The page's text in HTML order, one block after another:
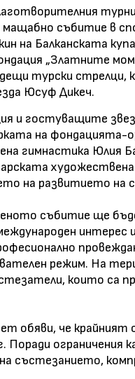
събитие в
на Балканската
„Златните
турски
Юсуф Дикеч.
и гостуващите
на фондацията-
гимнастика Юлия
на развитието на
събитие ще
интерес
режим. На
които са
обяви, че крайният
Поради
състезанието,